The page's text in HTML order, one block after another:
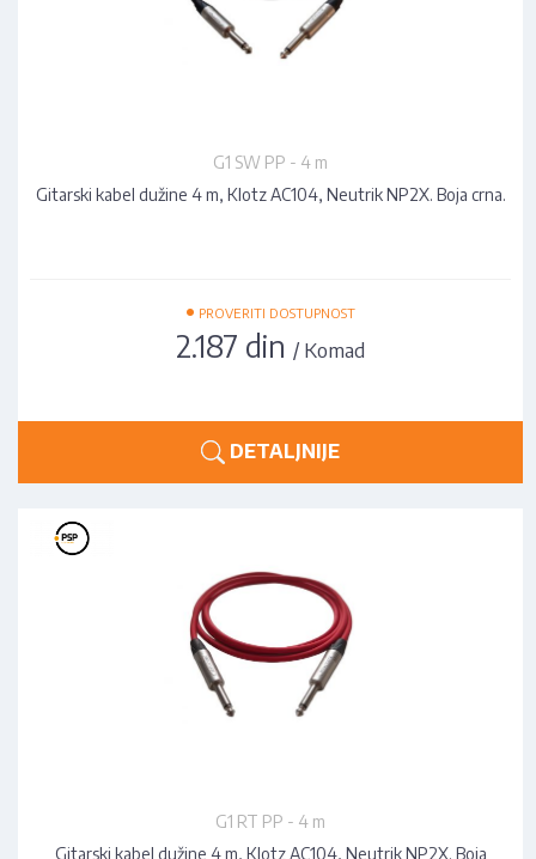
G1 SW PP - 4 m
Gitarski kabel dužine 4 m, Klotz AC104, Neutrik NP2X. Boja crna.
• PROVERITI DOSTUPNOST
2.187 din / Komad
DETALJNIJE
G1 RT PP - 4 m
Gitarski kabel dužine 4 m, Klotz AC104, Neutrik NP2X. Boja